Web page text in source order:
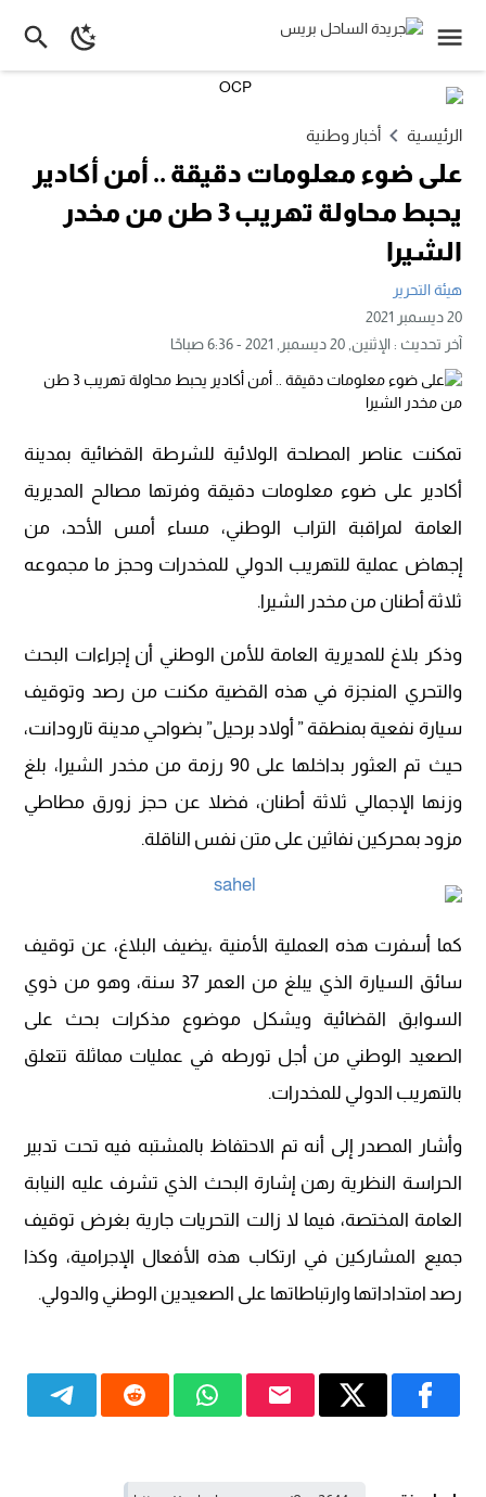
الرئيسية أخبار وطنية
على ضوء معلومات دقيقة .. أمن أكادير
يحبط محاولة تهريب 3 طن من مخدر
الشيرا
هيئة التحرير
20 ديسمبر 2021
آخر تحديث :الإثنين, 20 ديسمبر, 2021 - 6:36 صباحًا
تمكنت عناصر المصلحة الولائية للشرطة القضائية بمدينة
أكادير على ضوء معلومات دقيقة وفرتها مصالح المديرية
العامة لمراقبة التراب الوطني، مساء أمس الأحد، من
إجهاض عملية للتهريب الدولي للمخدرات وحجز ما مجموعه
ثلاثة أطنان من مخدر الشيرا.
وذكر بلاغ للمديرية العامة للأمن الوطني أن إجراءات البحث
والتحري المنجزة في هذه القضية مكنت من رصد وتوقيف
سيارة نفعية بمنطقة ” أولاد برحيل” بضواحي مدينة تارودانت،
حيث تم العثور بداخلها على 90 رزمة من مخدر الشيرا، بلغ
وزنها الإجمالي ثلاثة أطنان، فضلا عن حجز زورق مطاطي
مزود بمحركين نفاثين على متن نفس الناقلة.
كما أسفرت هذه العملية الأمنية ،يضيف البلاغ، عن توقيف
سائق السيارة الذي يبلغ من العمر 37 سنة، وهو من ذوي
السوابق القضائية ويشكل موضوع مذكرات بحث على
الصعيد الوطني من أجل تورطه في عمليات مماثلة تتعلق
بالتهريب الدولي للمخدرات.
وأشار المصدر إلى أنه تم الاحتفاظ بالمشتبه فيه تحت تدبير
الحراسة النظرية رهن إشارة البحث الذي تشرف عليه النيابة
العامة المختصة، فيما لا زالت التحريات جارية بغرض توقيف
جميع المشاركين في ارتكاب هذه الأفعال الإجرامية، وكذا
رصد امتداداتها وارتباطاتها على الصعيدين الوطني والدولي.